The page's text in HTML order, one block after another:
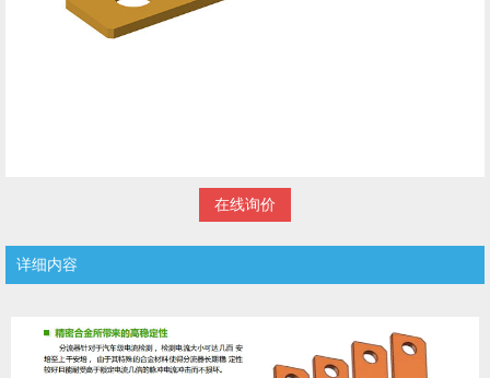
在线询价
详细内容